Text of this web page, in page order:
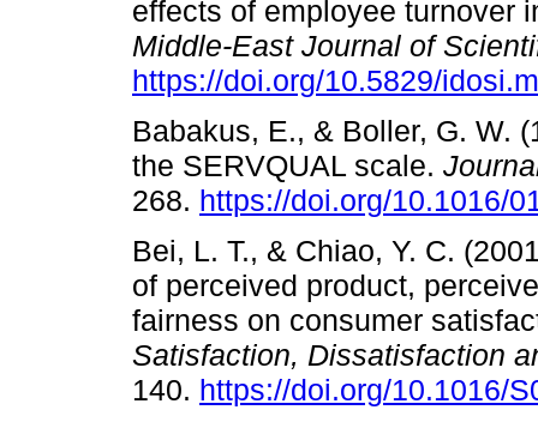
effects of employee turnover
Middle-East Journal of
https://doi.org/10.5829/
Babakus, E., & Boller, G. W.
the SERVQUAL scale.
268. https://doi.org/10.1016/
Bei, L. T., & Chiao, Y. C.
of perceived product,
fairness on consumer
Satisfaction, Dissatisfaction
140. https://doi.org/10.1016/